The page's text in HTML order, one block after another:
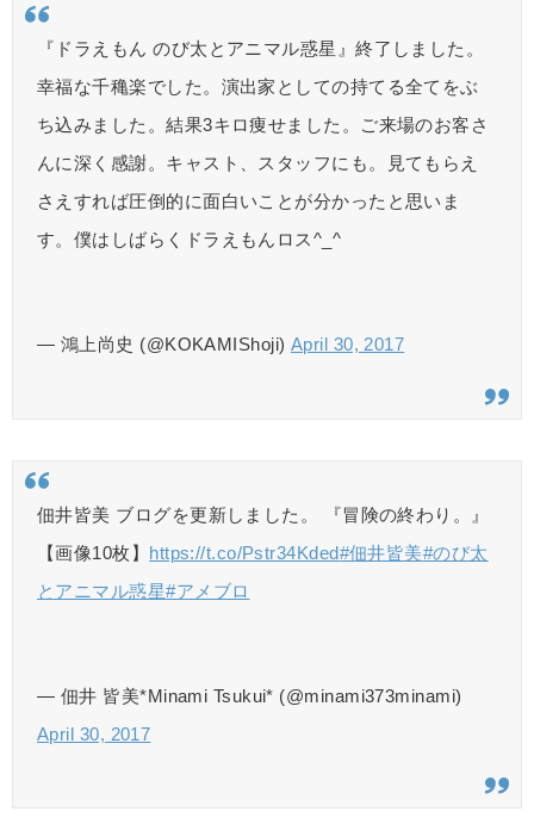
『ドラえもん のび太とアニマル惑星』終了しました。
幸福な千穐楽でした。演出家としての持てる全てをぶ
ち込みました。結果3キロ痩せました。ご来場のお客さ
んに深く感謝。キャスト、スタッフにも。見てもらえ
さえすれば圧倒的に面白いことが分かったと思いま
す。僕はしばらくドラえもんロス^_^
— 鴻上尚史 (@KOKAMIShoji) April 30, 2017
佃井皆美 ブログを更新しました。 『冒険の終わり。』
【画像10枚】 https://t.co/Pstr34Kded#佃井皆美#のび太
とアニマル惑星#アメブロ
— 佃井 皆美*Minami Tsukui* (@minami373minami)
April 30, 2017